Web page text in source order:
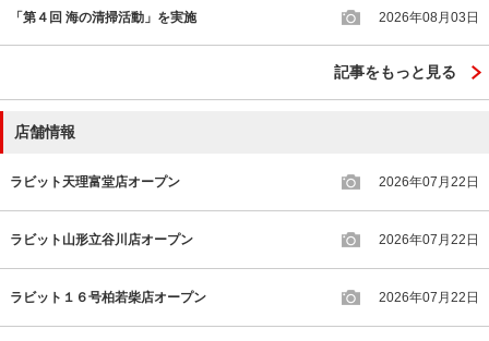
「第４回 海の清掃活動」を実施 2026年08月03日
記事をもっと見る
店舗情報
ラビット天理富堂店オープン 2026年07月22日
ラビット山形立谷川店オープン 2026年07月22日
ラビット１６号柏若柴店オープン 2026年07月22日